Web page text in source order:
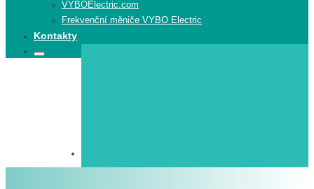
VYBOElectric.com
Frekvenční měniče VYBO Electric
Kontakty
Search
Search